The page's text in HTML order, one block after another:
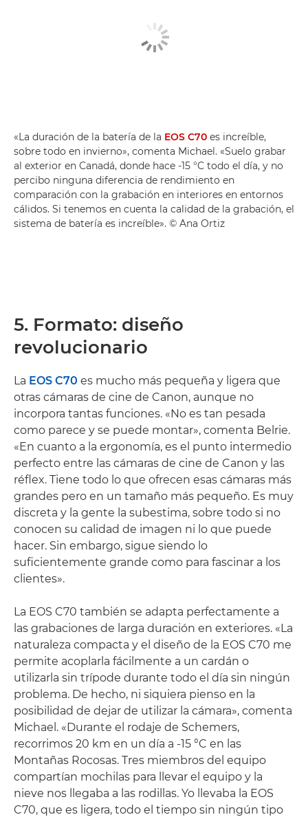
«La duración de la batería de la EOS C70 es increíble,
sobre todo en invierno», comenta Michael. «Suelo grabar
al exterior en Canadá, donde hace -15 °C todo el día, y no
percibo ninguna diferencia de rendimiento en
comparación con la grabación en interiores en entornos
cálidos. Si tenemos en cuenta la calidad de la grabación, el
sistema de batería es increíble». © Ana Ortiz
5. Formato: diseño
revolucionario
La EOS C70 es mucho más pequeña y ligera que
otras cámaras de cine de Canon, aunque no
incorpora tantas funciones. «No es tan pesada
como parece y se puede montar», comenta Belrie.
«En cuanto a la ergonomía, es el punto intermedio
perfecto entre las cámaras de cine de Canon y las
réflex. Tiene todo lo que ofrecen esas cámaras más
grandes pero en un tamaño más pequeño. Es muy
discreta y la gente la subestima, sobre todo si no
conocen su calidad de imagen ni lo que puede
hacer. Sin embargo, sigue siendo lo
suficientemente grande como para fascinar a los
clientes».
La EOS C70 también se adapta perfectamente a
las grabaciones de larga duración en exteriores. «La
naturaleza compacta y el diseño de la EOS C70 me
permite acoplarla fácilmente a un cardán o
utilizarla sin trípode durante todo el día sin ningún
problema. De hecho, ni siquiera pienso en la
posibilidad de dejar de utilizar la cámara», comenta
Michael. «Durante el rodaje de Schemers,
recorrimos 20 km en un día a -15 °C en las
Montañas Rocosas. Tres miembros del equipo
compartían mochilas para llevar el equipo y la
nieve nos llegaba a las rodillas. Yo llevaba la EOS
C70, que es ligera, todo el tiempo sin ningún tipo